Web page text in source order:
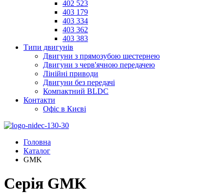
402 523
403 179
403 334
403 362
403 383
Типи двигунів
Двигуни з прямозубою шестернею
Двигуни з черв'ячною передачею
Лінійні приводи
Двигуни без передачі
Компактний BLDC
Контакти
Офіс в Києві
Головна
Каталог
GMK
Серія GMK